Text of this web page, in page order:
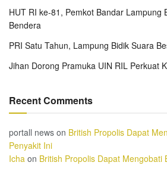
HUT RI ke-81, Pemkot Bandar Lampung
Bendera
PRI Satu Tahun, Lampung Bidik Suara
Jihan Dorong Pramuka UIN RIL Perkuat
Recent Comments
portall news on British Propolis Dapat
Penyakit Ini
Icha on British Propolis Dapat Mengobati